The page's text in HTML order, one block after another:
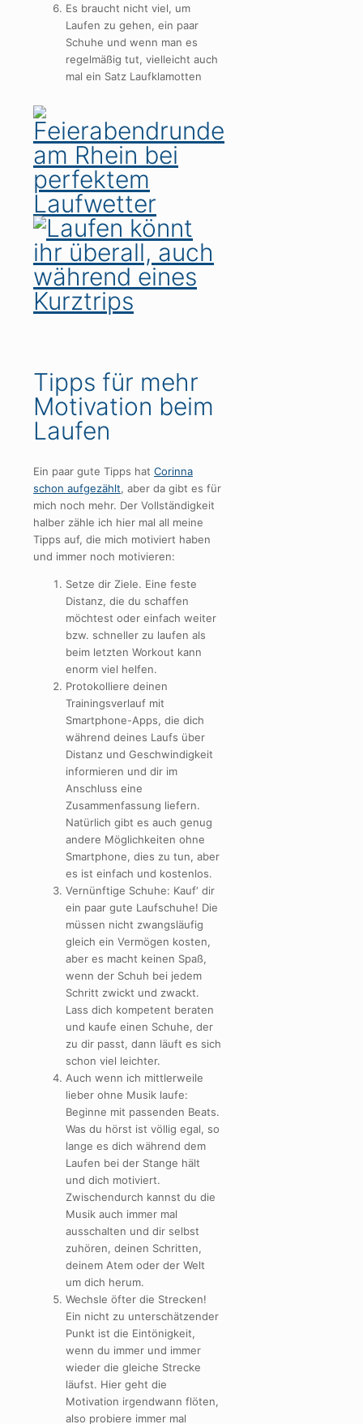
Es braucht nicht viel, um
Laufen zu gehen, ein paar
Schuhe und wenn man es
regelmäßig tut, vielleicht auch
mal ein Satz Laufklamotten
Tipps für mehr
Motivation beim
Laufen
Ein paar gute Tipps hat Corinna
schon aufgezählt, aber da gibt es für
mich noch mehr. Der Vollständigkeit
halber zähle ich hier mal all meine
Tipps auf, die mich motiviert haben
und immer noch motivieren:
Setze dir Ziele. Eine feste
Distanz, die du schaffen
möchtest oder einfach weiter
bzw. schneller zu laufen als
beim letzten Workout kann
enorm viel helfen.
Protokolliere deinen
Trainingsverlauf mit
Smartphone-Apps, die dich
während deines Laufs über
Distanz und Geschwindigkeit
informieren und dir im
Anschluss eine
Zusammenfassung liefern.
Natürlich gibt es auch genug
andere Möglichkeiten ohne
Smartphone, dies zu tun, aber
es ist einfach und kostenlos.
Vernünftige Schuhe: Kauf‘ dir
ein paar gute Laufschuhe! Die
müssen nicht zwangsläufig
gleich ein Vermögen kosten,
aber es macht keinen Spaß,
wenn der Schuh bei jedem
Schritt zwickt und zwackt.
Lass dich kompetent beraten
und kaufe einen Schuhe, der
zu dir passt, dann läuft es sich
schon viel leichter.
Auch wenn ich mittlerweile
lieber ohne Musik laufe:
Beginne mit passenden Beats.
Was du hörst ist völlig egal, so
lange es dich während dem
Laufen bei der Stange hält
und dich motiviert.
Zwischendurch kannst du die
Musik auch immer mal
ausschalten und dir selbst
zuhören, deinen Schritten,
deinem Atem oder der Welt
um dich herum.
Wechsle öfter die Strecken!
Ein nicht zu unterschätzender
Punkt ist die Eintönigkeit,
wenn du immer und immer
wieder die gleiche Strecke
läufst. Hier geht die
Motivation irgendwann flöten,
also probiere immer mal